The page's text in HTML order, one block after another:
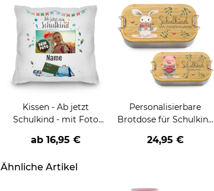
Kissen - Ab jetzt
Schulkind - mit Foto
ab 16,95 €
Personalisierbare
Brotdose für Schulkind
Tiermotive - mit Name
24,95 €
Ähnliche Artikel